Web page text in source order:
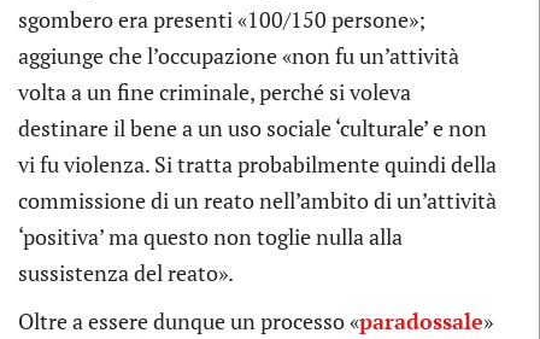
sgombero era presenti «100/150 persone»;
aggiunge che l’occupazione «non fu un’attività
volta a un fine criminale, perché si voleva
destinare il bene a un uso sociale ‘culturale’ e non
vi fu violenza. Si tratta probabilmente quindi della
commissione di un reato nell’ambito di un’attività
‘positiva’ ma questo non toglie nulla alla
sussistenza del reato».
Oltre a essere dunque un processo «paradossale»